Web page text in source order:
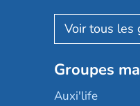
Aquarelia
Nexity edenea
Les jardins
Occitalia
Korian
Emera
Groupe SOS
Le Noble Âge
Groupes
Auxi'life